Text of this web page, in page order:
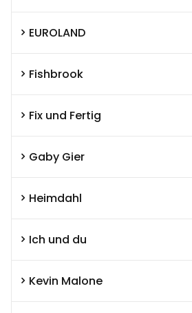
EUROLAND
Fishbrook
Fix und Fertig
Gaby Gier
Heimdahl
Ich und du
Kevin Malone